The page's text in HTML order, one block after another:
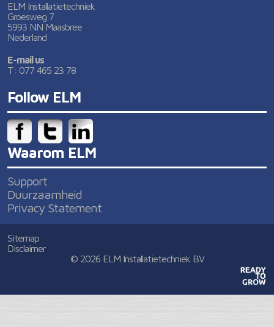
ELM Installatietechniek
Groesweg 7
5993 NN Maasbree
Nederland
E-mail us
T: 077 465 23 78
Follow ELM
Waarom ELM
Support
Duurzaamheid
Privacy Statement
Sitemap
Disclaimer
© 2026 ELM Installatietechniek BV